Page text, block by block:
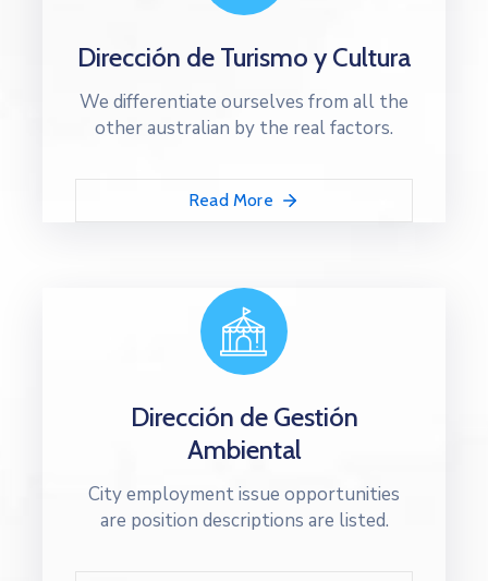
Dirección de Turismo y Cultura
We differentiate ourselves from all the
other australian by the real factors.
Read More
Dirección de Gestión
Ambiental
City employment issue opportunities
are position descriptions are listed.